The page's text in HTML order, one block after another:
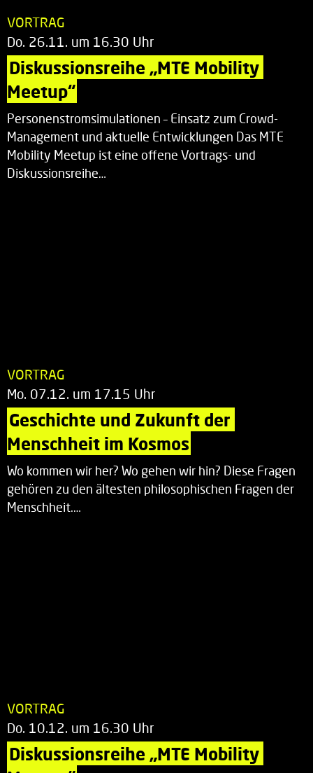
VORTRAG
Do. 26.11. um 16.30 Uhr
Diskussionsreihe „MTE Mobility
Meetup“
Personenstromsimulationen – Einsatz zum Crowd-
Management und aktuelle Entwicklungen Das MTE
Mobility Meetup ist eine offene Vortrags- und
Diskussionsreihe…
VORTRAG
Mo. 07.12. um 17.15 Uhr
Geschichte und Zukunft der
Menschheit im Kosmos
Wo kommen wir her? Wo gehen wir hin? Diese Fragen
gehören zu den ältesten philosophischen Fragen der
Menschheit.…
VORTRAG
Do. 10.12. um 16.30 Uhr
Diskussionsreihe „MTE Mobility